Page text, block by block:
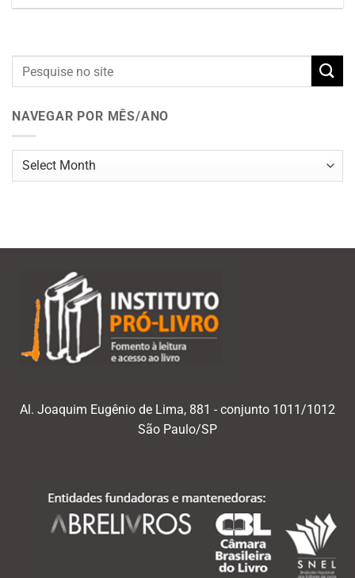
NAVEGAR POR MÊS/ANO
Navegar
Al. Joaquim Eugênio de Lima, 881 - conjunto 1011/1012
São Paulo/SP